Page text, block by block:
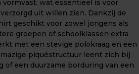
wat essentieel is voor
uit willen zien. Dankzij de
geschikt voor zowel jongens als
groepen of schoolklassen extra
met een stevige polokraag en een
piquéstructuur leent zich bij
een duurzame borduring van een